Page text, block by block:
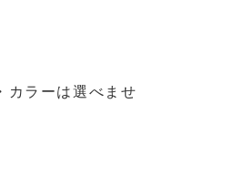
ラーは選べませ